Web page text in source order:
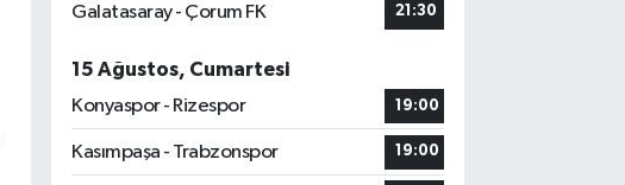
Galatasaray - Çorum FK
21:30
15 Ağustos, Cumartesi
Konyaspor - Rizespor
19:00
Kasımpaşa - Trabzonspor 19:00